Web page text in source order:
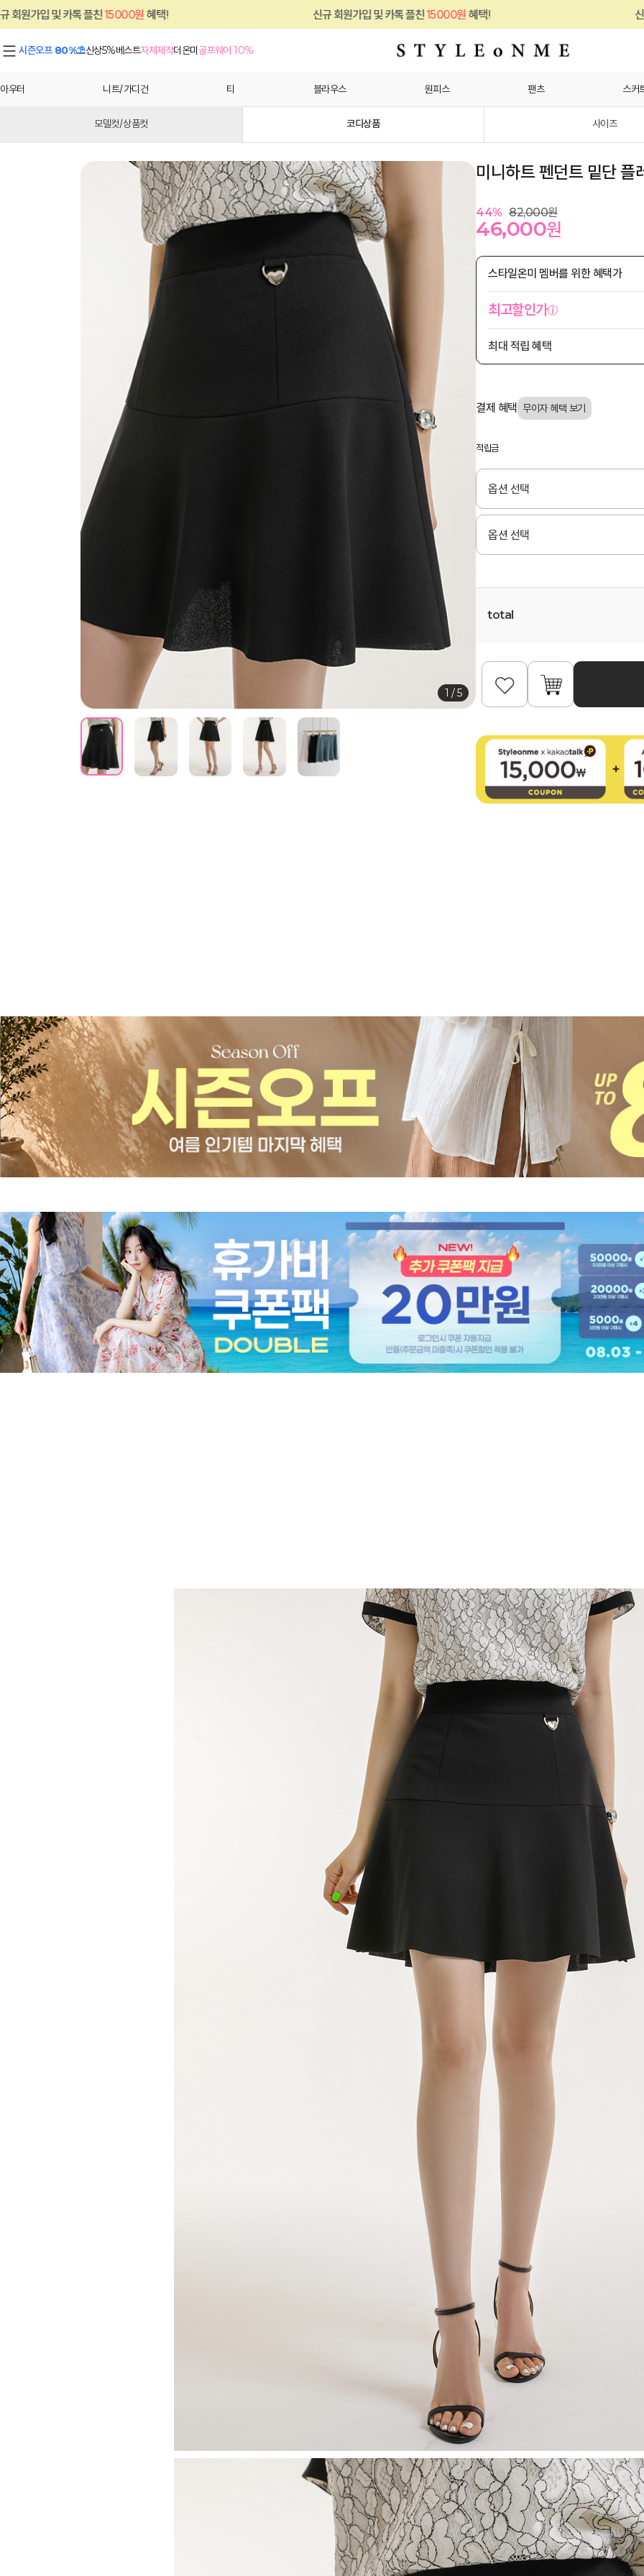
톡 플친15000원혜택! 신규 회원가입 및 카톡 플친15000원혜택! 신규 회원가입 및
시즌오프 80%⛱신상5%베스트자체제작더온미골프웨어 10%
아우터 니트/가디건 티 블라우스 원피스 팬츠 스커
모델컷/상품컷 코디상품 사이즈
1 /5
미니하트 펜던트 밑단 플
44% 82,000원
46,000원
스타일온미 멤버를 위한 혜택가
최고할인가
최대 적립 혜택
결제 혜택
적립금
total